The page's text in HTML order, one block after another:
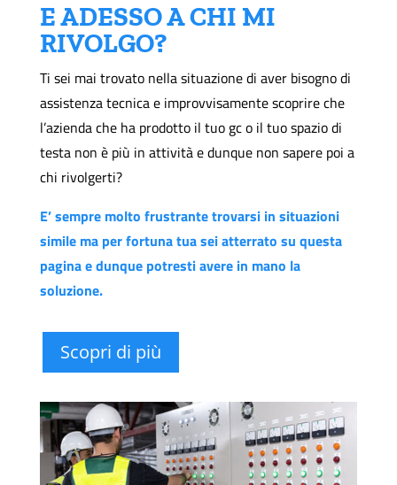
E ADESSO A CHI MI
RIVOLGO?
Ti sei mai trovato nella situazione di aver bisogno di
assistenza tecnica e improvvisamente scoprire che
l’azienda che ha prodotto il tuo gc o il tuo spazio di
testa non è più in attività e dunque non sapere poi a
chi rivolgerti?
E’ sempre molto frustrante trovarsi in situazioni
simile ma per fortuna tua sei atterrato su questa
pagina e dunque potresti avere in mano la
soluzione.
Scopri di più